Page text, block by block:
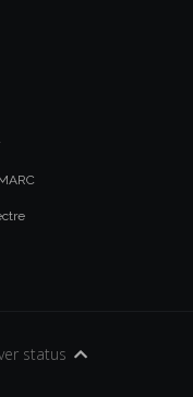
status